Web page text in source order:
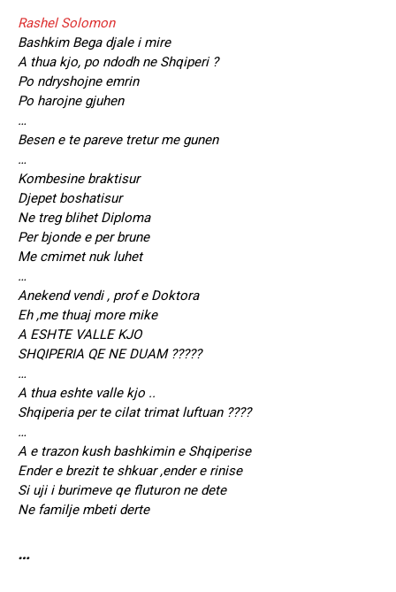
Rashel Solomon
Bashkim Bega djale i mire
A thua kjo, po ndodh ne Shqiperi ?
Po ndryshojne emrin
Po harojne gjuhen
…
Besen e te pareve tretur me gunen
…
Kombesine braktisur
Djepet boshatisur
Ne treg blihet Diploma
Per bjonde e per brune
Me cmimet nuk luhet
…
Anekend vendi , prof e Doktora
Eh ,me thuaj more mike
A ESHTE VALLE KJO
SHQIPERIA QE NE DUAM ?????
…
A thua eshte valle kjo ..
Shqiperia per te cilat trimat luftuan ????
…
A e trazon kush bashkimin e Shqiperise
Ender e brezit te shkuar ,ender e rinise
Si uji i burimeve qe fluturon ne dete
Ne familje mbeti derte
…